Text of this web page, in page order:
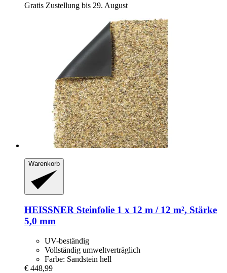
Gratis Zustellung bis 29. August
Warenkorb
HEISSNER Steinfolie 1 x 12 m / 12 m², Stärke
5,0 mm
UV-beständig
Vollständig umweltverträglich
Farbe: Sandstein hell
€ 448,99